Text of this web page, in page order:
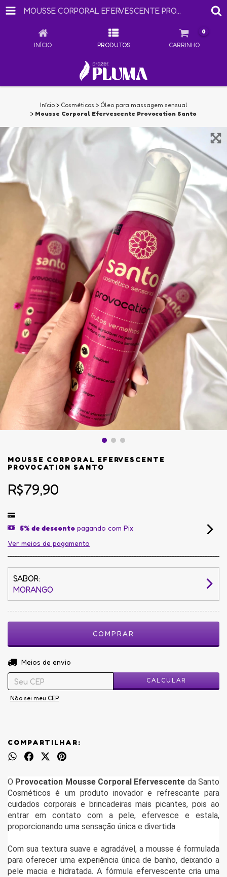
MOUSSE CORPORAL EFERVESCENTE PROVOCATION SANTO
INÍCIO PRODUTOS CARRINHO
0
Início > Cosméticos > Óleo para massagem sensual
> Mousse Corporal Efervescente Provocation Santo
MOUSSE CORPORAL EFERVESCENTE
PROVOCATION SANTO
R$79,90
5% de desconto pagando com Pix
Ver meios de pagamento
SABOR:
MORANGO
Entregas para o CEP:
Meios de envio
CALCULAR
Não sei meu CEP
COMPARTILHAR:
O Provocation Mousse Corporal Efervescente da Santo
Cosméticos é um produto inovador e refrescante para
cuidados corporais e brincadeiras mais picantes, pois ao
entrar em contato com a pele, efervesce e estala,
proporcionando uma sensação única e divertida.
Com sua textura suave e agradável, a mousse é formulada
para oferecer uma experiência única de banho, deixando a
pele macia e hidratada. A fórmula efervescente cria uma